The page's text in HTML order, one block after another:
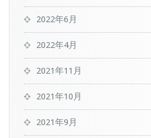
2022年6月
2022年4月
2021年11月
2021年10月
2021年9月